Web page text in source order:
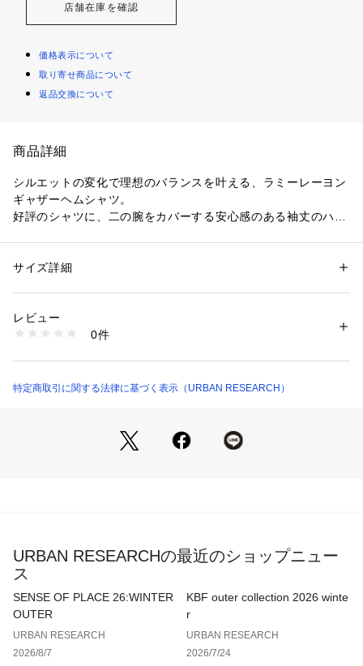
店舗在庫を確認
価格表示について
取り寄せ商品について
返品交換について
商品詳細
シルエットの変化で理想のバランスを叶える、ラミーレーヨン
ギャザーヘムシャツ。
好評のシャツに、二の腕をカバーする安心感のある袖丈のハー
て着用いただけるデザイン。
離れを良くし、真夏まで涼しく快適に過ごせます。
軽やかな素材感は、キャミソールやカットソーとのレイヤード
スにインしなくてもすっきりと決まります。
ニムやスラックスに合わせるだけで装いが一気に華やぎます。
前後の着丈に変化をつけているため、ワイドパンツからスカー
・裾のドロストでシルエットを調節でき、インしなくてもバラ
ンス良く決まるデザイン
・顔まわりをすっきり見せるスキッパー仕様と、清涼感あふれ
るラミーレーヨン素材
【2026 Spring/Summer】【26SS】
性別：レディース
素材：再生繊維(セルロース)60% 麻40%
洗濯：-
※詳しい洗濯方法については、商品の品質表示タグをご覧ください
UR26230-2031021 （ショップ）
サイズ詳細
レビュー
0件
特定商取引に関する法律に基づく表示（URBAN RESEARCH）
URBAN RESEARCHの最近のショップニュー
ス
SENSE OF PLACE 26:WINTER
OUTER
URBAN RESEARCH
2026/8/7
KBF outer collection 2026 winte
r
URBAN RESEARCH
2026/7/24